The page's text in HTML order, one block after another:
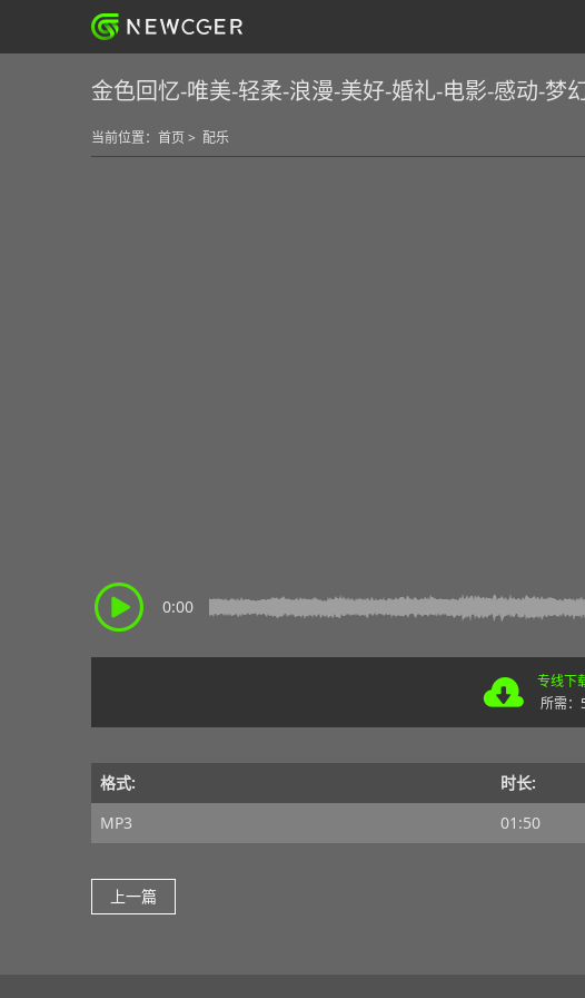
金色回忆-唯美-轻柔-浪漫-美好-婚礼-电影-感动-梦
当前位置： 首页 > 配乐
0:00
专线下
所需：
格式: 时长:
MP3
01:50
上一篇